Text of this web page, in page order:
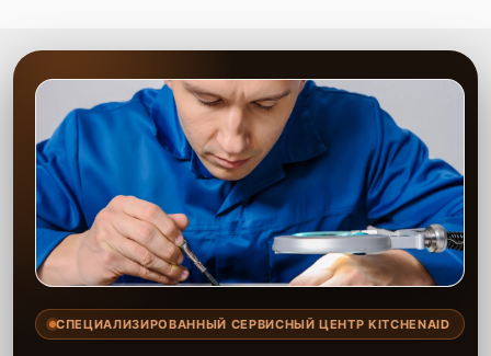
СПЕЦИАЛИЗИРОВАННЫЙ СЕРВИСНЫЙ ЦЕНТР KITCHENAID